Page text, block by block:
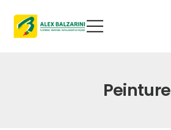
Peinture